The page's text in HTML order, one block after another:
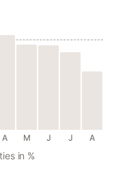
A M J J A
in %